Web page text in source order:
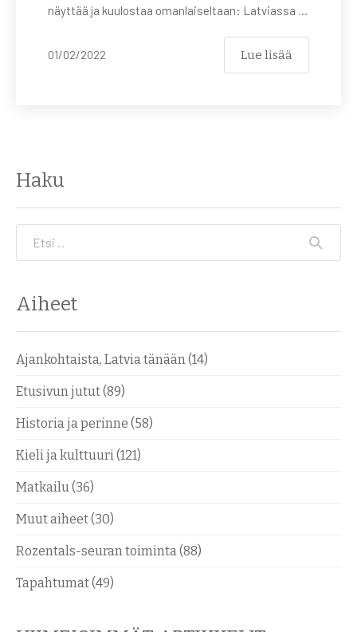
näyttää ja kuulostaa omanlaiseltaan: Latviassa …
01/02/2022 Lue lisää
Haku
Etsi
Aiheet
Ajankohtaista, Latvia tänään (14)
Etusivun jutut(89)
Historia ja perinne (58)
Kieli ja kulttuuri (121)
Matkailu (36)
Muut aiheet(30)
Rozentals-seuran toiminta (88)
Tapahtumat(49)